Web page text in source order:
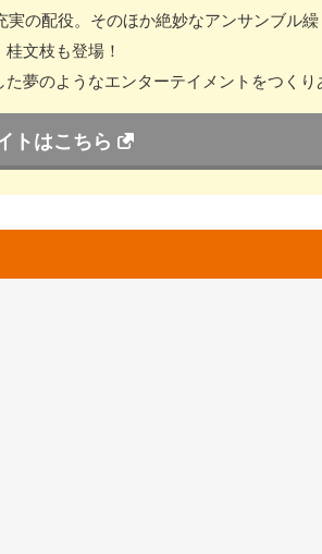
の配役。そのほか絶妙なアンサンブル
文枝も登場！
夢のようなエンターテイメントをつくり
トはこちら